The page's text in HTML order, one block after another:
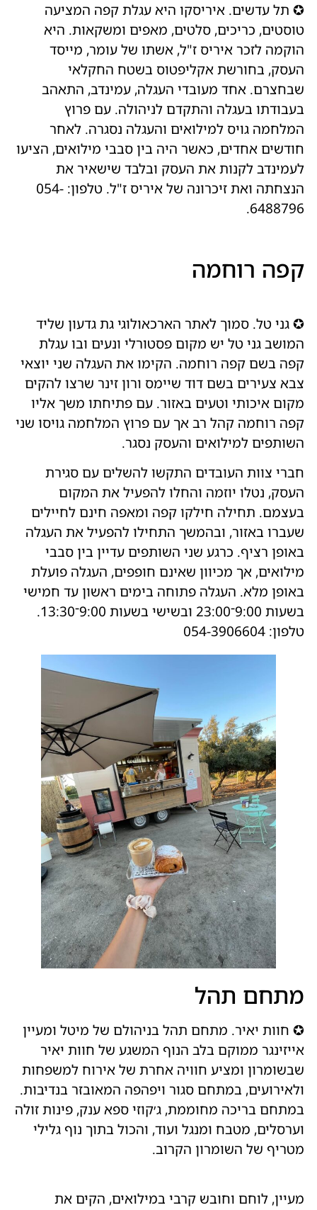
✪ תל עדשים. איריסקו היא עגלת קפה המציעה
טוסטים, כריכים, סלטים, מאפים ומשקאות. היא
הוקמה לזכר איריס ז"ל, אשתו של עומר, מייסד
העסק, בחורשת אקליפטוס בשטח החקלאי
שבחצרם. אחד מעובדי העגלה, עמינדב, התאהב
בעבודתו בעגלה והתקדם לניהולה. עם פרוץ
המלחמה גויס למילואים והעגלה נסגרה. לאחר
חודשים אחדים, כאשר היה בין סבבי מילואים, הציעו
לעמינדב לקנות את העסק ובלבד שישאיר את
הנצחתה ואת זיכרונה של איריס ז"ל. טלפון: 054-
6488796.
קפה רוחמה
✪ גני טל. סמוך לאתר הארכאולוגי גת גדעון שליד
המושב גני טל יש מקום פסטורלי ונעים ובו עגלת
קפה בשם קפה רוחמה. הקימו את העגלה שני יוצאי
צבא צעירים בשם דוד שיימס ורון זינר שרצו להקים
מקום איכותי וטעים באזור. עם פתיחתו משך אליו
קפה רוחמה קהל רב אך עם פרוץ המלחמה גויסו שני
השותפים למילואים והעסק נסגר.
חברי צוות העובדים התקשו להשלים עם סגירת
העסק, נטלו יוזמה והחלו להפעיל את המקום
בעצמם. תחילה חילקו קפה ומאפה חינם לחיילים
שעברו באזור, ובהמשך התחילו להפעיל את העגלה
באופן רציף. כרגע שני השותפים עדיין בין סבבי
מילואים, אך מכיוון שאינם חופפים, העגלה פועלת
באופן מלא. העגלה פתוחה בימים ראשון עד חמישי
בשעות 9:00־23:00 ובשישי בשעות 9:00־13:30.
טלפון: 054-3906604
מתחם תהל
✪ חוות יאיר. מתחם תהל בניהולם של מיטל ומעיין
אייזינגר ממוקם בלב הנוף המשגע של חוות יאיר
שבשומרון ומציע חוויה אחרת של אירוח למשפחות
ולאירועים, במתחם סגור ויפהפה המאובזר בנדיבות.
במתחם בריכה מחוממת, ג׳קוזי ספא ענק, פינות זולה
וערסלים, מטבח ומנגל ועוד, והכול בתוך נוף גלילי
מטריף של השומרון הקרוב.
מעיין, לוחם וחובש קרבי במילואים, הקים את